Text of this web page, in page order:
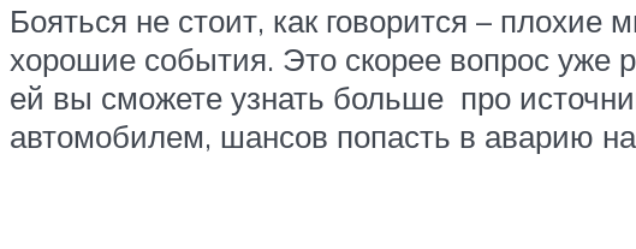
Бояться не стоит, как говорится –
хорошие события. Это скорее вопрос уже
ей вы сможете узнать больше про
автомобилем, шансов попасть в аварию